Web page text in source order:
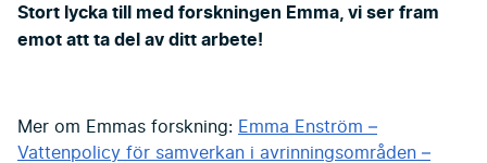
Stort lycka till med forskningen Emma, vi ser fram
emot att ta del av ditt arbete!
Mer om Emmas forskning: Emma Enström –
Vattenpolicy för samverkan i avrinningsområden –